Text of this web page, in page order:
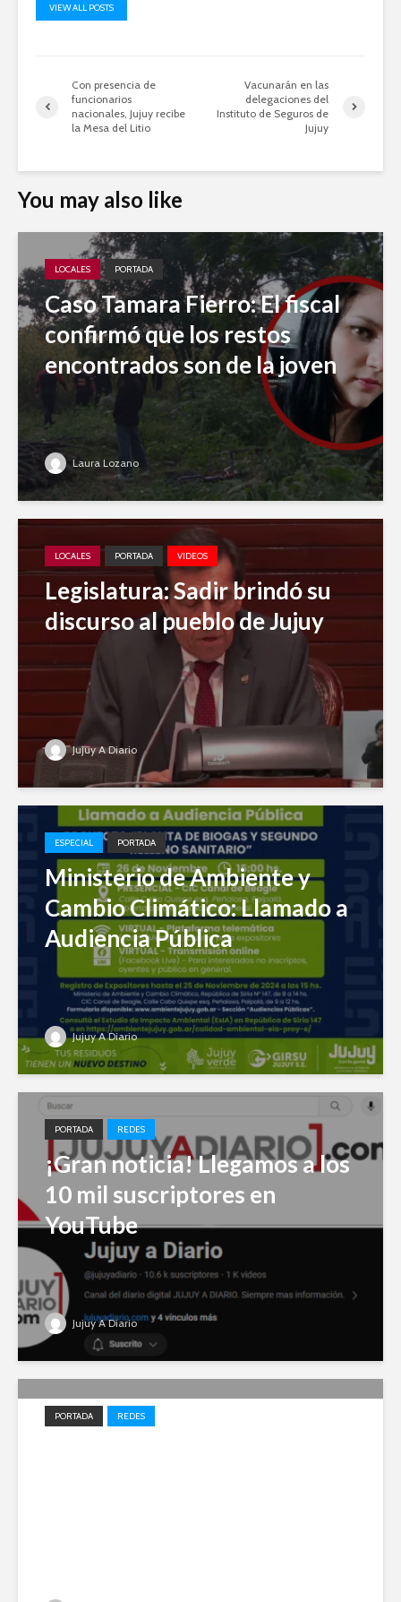
VIEW ALL POSTS
Con presencia de
funcionarios
nacionales, Jujuy recibe
la Mesa del Litio
Vacunarán en las
delegaciones del
Instituto de Seguros de
Jujuy
You may also like
LOCALES PORTADA
Caso Tamara Fierro: El fiscal
confirmó que los restos
encontrados son de la joven
Laura Lozano
LOCALES PORTADA VIDEOS
Legislatura: Sadir brindó su
discurso al pueblo de Jujuy
Jujuy A Diario
ESPECIAL PORTADA
Ministerio de Ambiente y
Cambio Climático: Llamado a
Audiencia Pública
Jujuy A Diario
PORTADA REDES
¡Gran noticia! Llegamos a los
10 mil suscriptores en
YouTube
Jujuy A Diario
PORTADA REDES